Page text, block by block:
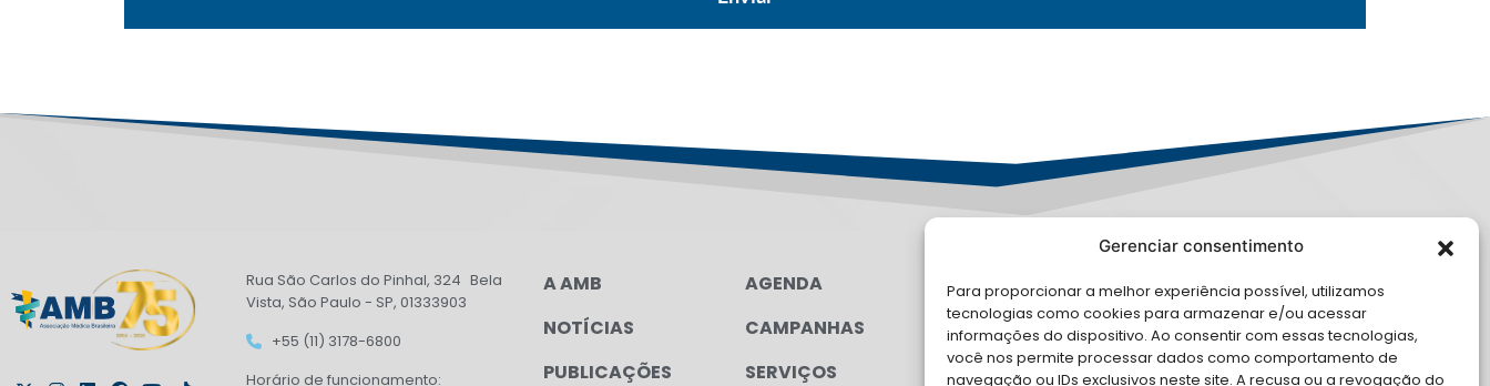
Gerenciar consentimento
Para proporcionar a melhor experiência possível, utilizamos
tecnologias como cookies para armazenar e/ou acessar
informações do dispositivo. Ao consentir com essas tecnologias,
você nos permite processar dados como comportamento de
navegação ou IDs exclusivos neste site. A recusa ou a revogação do
Rua São Carlos do Pinhal, 324 Bela
Vista, São Paulo - SP, 01333903
+55 (11) 3178-6800
Horário de funcionamento:
A AMB
NOTÍCIAS
PUBLICAÇÕES
AGENDA
CAMPANHAS
SERVIÇOS
LGPD
FALE CONOSCO
Solicite Apoio Institucional da AMB
para o seu evento